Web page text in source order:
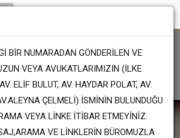
BİR NUMARADAN GÖNDERİLEN VE
VEYA AVUKATLARIMIZIN (İLKE
ELİF BULUT, AV. HAYDAR POLAT, AV.
ÇELMELİ) İSMİNİN BULUNDUĞU
VEYA LİNKE İTİBAR ETMEYİNİZ.
VE LİNKLERİN BÜROMUZLA